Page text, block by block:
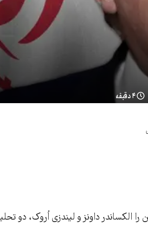
۴ دقیقه
الکساندر داونز و لیندزی اُروک، دو